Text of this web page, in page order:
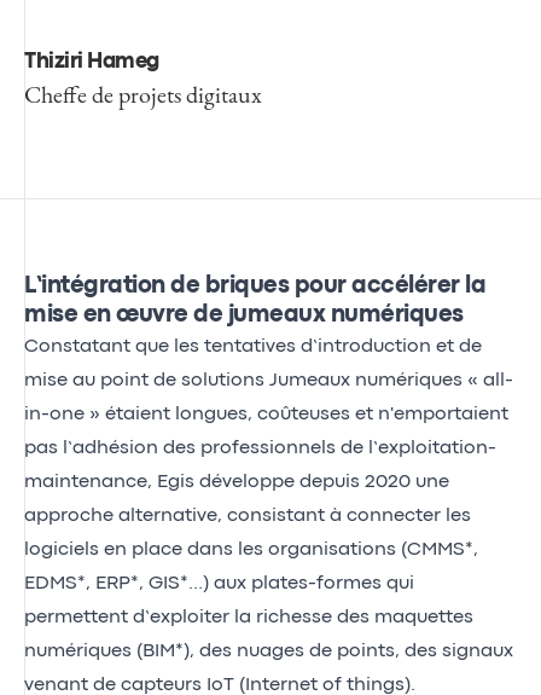
Thiziri Hameg
Cheffe de projets digitaux
L’intégration de briques pour accélérer la
mise en œuvre de jumeaux numériques
Constatant que les tentatives d’introduction et de
mise au point de solutions Jumeaux numériques « all-
in-one » étaient longues, coûteuses et n'emportaient
pas l’adhésion des professionnels de l’exploitation-
maintenance, Egis développe depuis 2020 une
approche alternative, consistant à connecter les
logiciels en place dans les organisations (CMMS*,
EDMS*, ERP*, GIS*…) aux plates-formes qui
permettent d’exploiter la richesse des maquettes
numériques (BIM*), des nuages de points, des signaux
venant de capteurs IoT (Internet of things).